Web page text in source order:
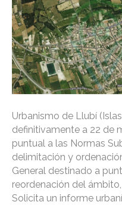
Urbanismo de Llubí
definitivamente a 22 de
puntual a las Normas
delimitación y
General destinado a
reordenación del
Solicita un informe